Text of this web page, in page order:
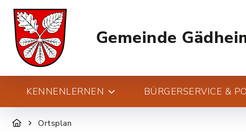
Gemeinde
KENNENLERNEN BÜRGERSERVICE &
Ortsplan